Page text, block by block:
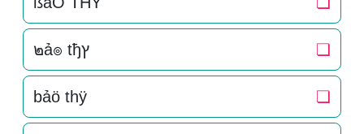
๒ả๏ tђץ ❏
bảö thÿ ❏